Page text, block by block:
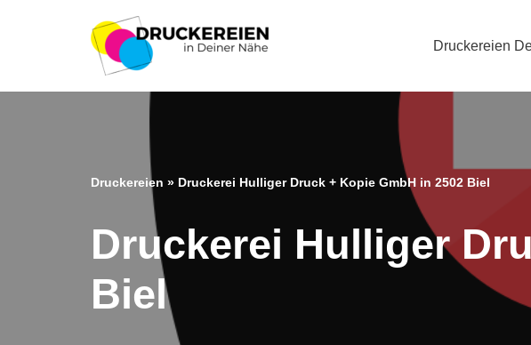
Druckereien
Druckereien » Druckerei Hulliger Druck + Kopie GmbH in 2502 Biel
Druckerei Hulliger
Biel